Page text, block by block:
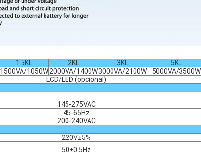
1.5KL 2KL 3KL
5KL
1500VA/1050W 2000VA/1400W3000VA/2100W
5000VA/3500W
LCD/LED (opcional)
145-275VAC
45-65Hz
200-240VAC
220V±5%
50±0.5Hz